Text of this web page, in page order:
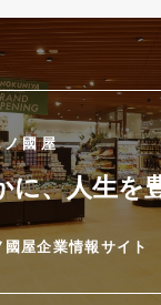
ノ國屋
に、人生を
屋企業情報サイト